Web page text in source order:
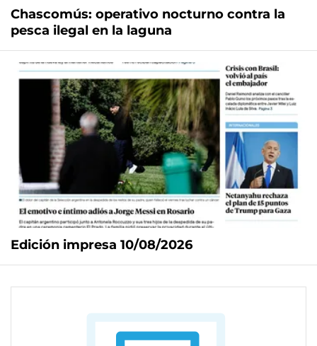
Chascomús: operativo nocturno contra la
pesca ilegal en la laguna
Edición impresa 10/08/2026